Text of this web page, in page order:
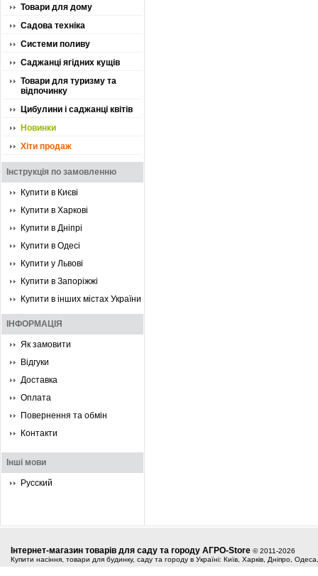
Товари для дому
Садова техніка
Системи поливу
Саджанці ягідних кущів
Товари для туризму та
відпочинку
Цибулини і саджанці квітів
Новинки
Хіти продаж
Інструкція по замовленню
Купити в Києві
Купити в Харкові
Купити в Дніпрі
Купити в Одесі
Купити у Львові
Купити в Запоріжжі
Купити в інших містах України
ІНФОРМАЦІЯ
Як замовити
Відгуки
Доставка
Оплата
Повернення та обмін
Контакти
Інші мови
Русский
Інтернет-магазин товарів для саду та городу АГРО-Store © 2011-2026
Купити насіння, товари для будинку, саду та городу в Україні: Київ, Харків, Дніпро,